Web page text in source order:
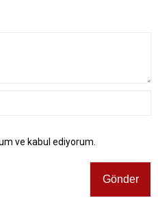
ve kabul ediyorum.